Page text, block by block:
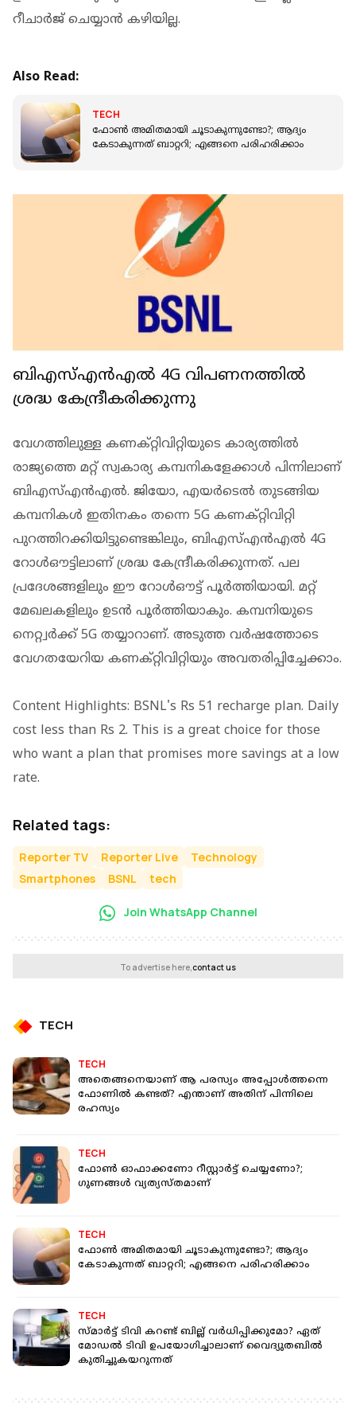
റീചാര്‍ജ് ചെയ്യാന്‍ കഴിയില്ല.
Also Read:
TECH
ഫോണ്‍ അമിതമായി ചൂടാകുന്നുണ്ടോ?; ആദ്യം
കേടാകുന്നത് ബാറ്ററി; എങ്ങനെ പരിഹരിക്കാം
ബിഎസ്എന്‍എല്‍ 4G വിപണനത്തില്‍
ശ്രദ്ധ കേന്ദ്രീകരിക്കുന്നു
വേഗത്തിലുള്ള കണക്റ്റിവിറ്റിയുടെ കാര്യത്തില്‍
രാജ്യത്തെ മറ്റ് സ്വകാര്യ കമ്പനികളേക്കാള്‍ പിന്നിലാണ്
ബിഎസ്എന്‍എല്‍. ജിയോ, എയര്‍ടെല്‍ തുടങ്ങിയ
കമ്പനികള്‍ ഇതിനകം തന്നെ 5G കണക്റ്റിവിറ്റി
പുറത്തിറക്കിയിട്ടുണ്ടെങ്കിലും, ബിഎസ്എന്‍എല്‍ 4G
റോള്‍ഔട്ടിലാണ് ശ്രദ്ധ കേന്ദ്രീകരിക്കുന്നത്. പല
പ്രദേശങ്ങളിലും ഈ റോള്‍ഔട്ട് പൂര്‍ത്തിയായി. മറ്റ്
മേഖലകളിലും ഉടന്‍ പൂര്‍ത്തിയാകും. കമ്പനിയുടെ
നെറ്റ്വര്‍ക്ക് 5G തയ്യാറാണ്. അടുത്ത വര്‍ഷത്തോടെ
വേഗതയേറിയ കണക്റ്റിവിറ്റിയും അവതരിപ്പിച്ചേക്കാം.
Content Highlights: BSNL's Rs 51 recharge plan. Daily
cost less than Rs 2. This is a great choice for those
who want a plan that promises more savings at a low
rate.
Related tags:
Reporter TV Reporter Live
Technology
Smartphones
BSNL tech
Join WhatsApp Channel
To advertise here,contact us
TECH
TECH
അതെങ്ങനെയാണ് ആ പരസ്യം അപ്പോള്‍ത്തന്നെ
ഫോണില്‍ കണ്ടത്? എന്താണ് അതിന് പിന്നിലെ
രഹസ്യം
TECH
ഫോണ്‍ ഓഫാക്കണോ റീസ്റ്റാര്‍ട്ട് ചെയ്യണോ?;
ഗുണങ്ങള്‍ വ്യത്യസ്തമാണ്
TECH
ഫോണ്‍ അമിതമായി ചൂടാകുന്നുണ്ടോ?; ആദ്യം
കേടാകുന്നത് ബാറ്ററി; എങ്ങനെ പരിഹരിക്കാം
TECH
സ്മാര്‍ട്ട് ടിവി കറണ്ട് ബില്ല് വര്‍ധിപ്പിക്കുമോ? ഏത്
മോഡല്‍ ടിവി ഉപയോഗിച്ചാലാണ് വൈദ്യുതബില്‍
കുതിച്ചുകയറുന്നത്